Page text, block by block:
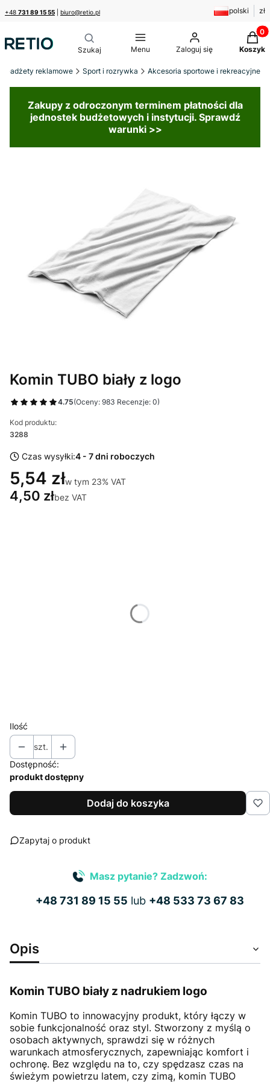
+48 731 89 15 55 biuro@retio.pl polski zł
Menu Zaloguj się Koszyk
Gadżety reklamowe Sport i rozrywka Akcesoria sportowe i rekreacyjne
Zakupy z odroczonym terminem płatności dla
jednostek budżetowych i instytucji. Sprawdź
warunki >>
Komin TUBO biały z logo
4.75(Oceny: 983 Recenzje: 0)
Kod produktu:
3288
Czas wysyłki:4 - 7 dni roboczych
5,54 złw tym 23% VAT
w tym 23% VAT
4,50 złbez VAT
Ilość
szt.
Dostępność:
produkt dostępny
Dodaj do koszyka
Zapytaj o produkt
Masz pytanie? Zadzwoń:
+48 731 89 15 55 lub +48 533 73 67 83
Opis
Komin TUBO biały z nadrukiem logo
Komin TUBO to innowacyjny produkt, który łączy w
sobie funkcjonalność oraz styl. Stworzony z myślą o
osobach aktywnych, sprawdzi się w różnych
warunkach atmosferycznych, zapewniając komfort i
ochronę. Bez względu na to, czy spędzasz czas na
świeżym powietrzu latem, czy zimą, komin TUBO